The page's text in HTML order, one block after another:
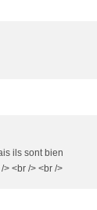
ils sont bien
> <br /> <br />